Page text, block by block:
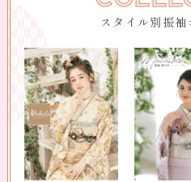
スタイル別振